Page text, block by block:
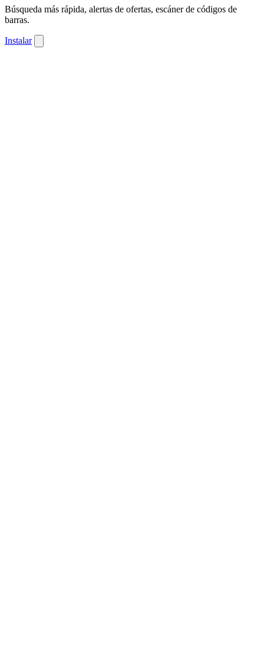
Búsqueda más rápida, alertas de ofertas, escáner de códigos de
barras.
Instalar